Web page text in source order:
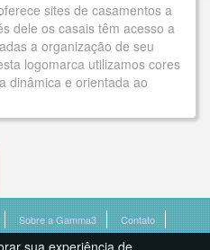
sites de casamentos a
dele os casais têm acesso a
a organização de seu
logomarca utilizamos cores
dinâmica e orientada ao
Sobre a Gamma3 Contato
sua experiência de